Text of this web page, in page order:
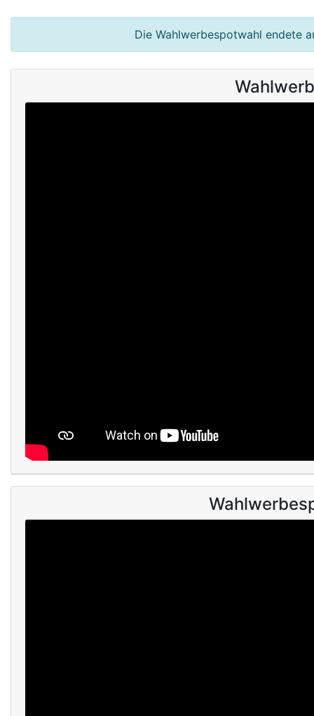
Die Wahlwerbespotwahl endete